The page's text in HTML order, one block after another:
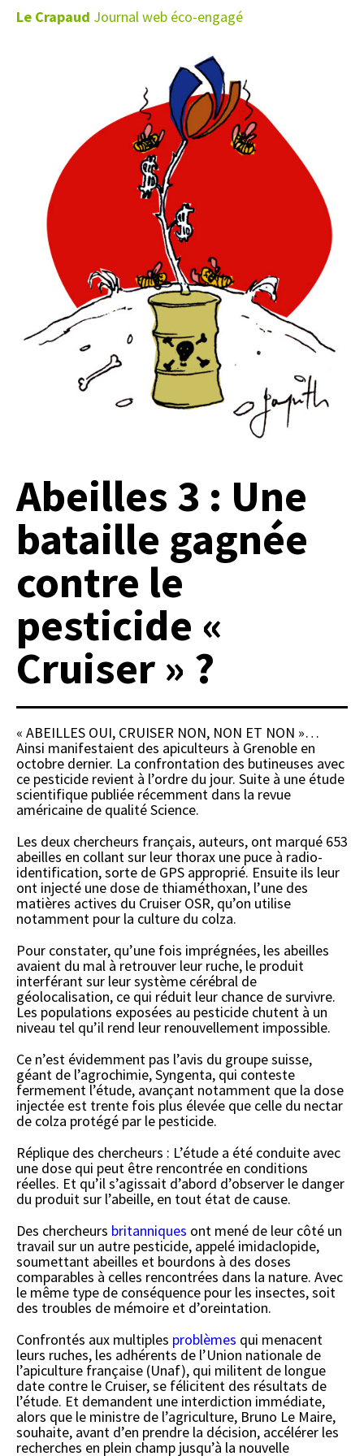
Le Crapaud Journal web éco-engagé
Abeilles 3 : Une
bataille gagnée
contre le
pesticide «
Cruiser » ?
« ABEILLES OUI, CRUISER NON, NON ET NON »…
Ainsi manifestaient des apiculteurs à Grenoble en
octobre dernier. La confrontation des butineuses avec
ce pesticide revient à l’ordre du jour. Suite à une étude
scientifique publiée récemment dans la revue
américaine de qualité Science.
Les deux chercheurs français, auteurs, ont marqué 653
abeilles en collant sur leur thorax une puce à radio-
identification, sorte de GPS approprié. Ensuite ils leur
ont injecté une dose de thiaméthoxan, l’une des
matières actives du Cruiser OSR, qu’on utilise
notamment pour la culture du colza.
Pour constater, qu’une fois imprégnées, les abeilles
avaient du mal à retrouver leur ruche, le produit
interférant sur leur système cérébral de
géolocalisation, ce qui réduit leur chance de survivre.
Les populations exposées au pesticide chutent à un
niveau tel qu’il rend leur renouvellement impossible.
Ce n’est évidemment pas l’avis du groupe suisse,
géant de l’agrochimie, Syngenta, qui conteste
fermement l’étude, avançant notamment que la dose
injectée est trente fois plus élevée que celle du nectar
de colza protégé par le pesticide.
Réplique des chercheurs : L’étude a été conduite avec
une dose qui peut être rencontrée en conditions
réelles. Et qu’il s’agissait d’abord d’observer le danger
du produit sur l’abeille, en tout état de cause.
Des chercheurs britanniques ont mené de leur côté un
travail sur un autre pesticide, appelé imidaclopide,
soumettant abeilles et bourdons à des doses
comparables à celles rencontrées dans la nature. Avec
le même type de conséquence pour les insectes, soit
des troubles de mémoire et d’oreintation.
Confrontés aux multiples problèmes qui menacent
leurs ruches, les adhérents de l’Union nationale de
l’apiculture française (Unaf), qui militent de longue
date contre le Cruiser, se félicitent des résultats de
l’étude. Et demandent une interdiction immédiate,
alors que le ministre de l’agriculture, Bruno Le Maire,
souhaite, avant d’en prendre la décision, accélérer les
recherches en plein champ jusqu’à la nouvelle